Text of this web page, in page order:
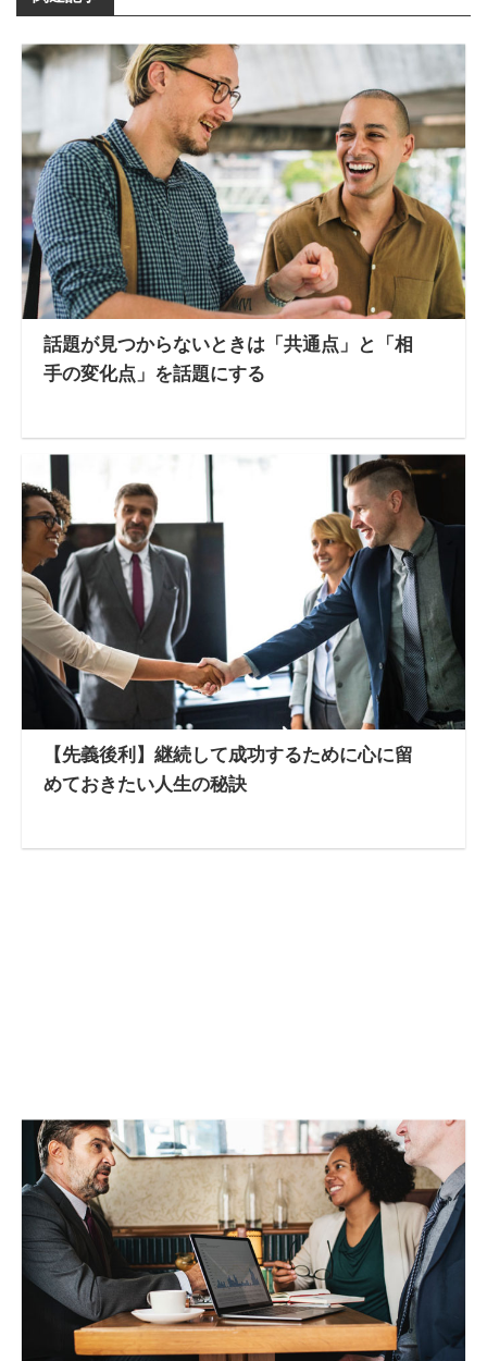
話題が見つからないときは「共通点」と「相
手の変化点」を話題にする
【先義後利】継続して成功するために心に留
めておきたい人生の秘訣